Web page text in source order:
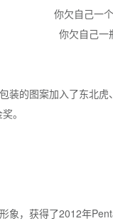
你欠自己一
你欠自己一
装的图案加入了东北
。
象，获得了2012年